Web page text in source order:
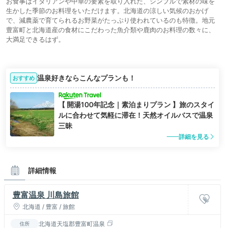
生かした季節のお料理をいただけます。北海道の涼しい気候のおかげ
で、減農薬で育てられるお野菜がたっぷり使われているのも特徴。地元
豊富町と北海道産の食材にこだわった魚介類や鹿肉のお料理の数々に、
大満足できるはず。
おすすめ 温泉好きならこんなプランも！
【 開湯100年記念｜素泊まりプラン 】旅のスタイ
ルに合わせて気軽に滞在！天然オイルバスで温泉
三昧
詳細を見る
詳細情報
豊富温泉 川島旅館
北海道 / 豊富 / 旅館
住所 北海道天塩郡豊富町温泉